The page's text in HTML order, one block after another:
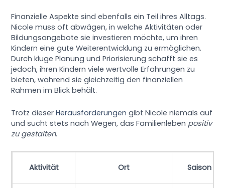
Finanzielle Aspekte sind ebenfalls ein Teil ihres Alltags.
Nicole muss oft abwägen, in welche Aktivitäten oder
Bildungsangebote sie investieren möchte, um ihren
Kindern eine gute Weiterentwicklung zu ermöglichen.
Durch kluge Planung und Priorisierung schafft sie es
jedoch, ihren Kindern viele wertvolle Erfahrungen zu
bieten, während sie gleichzeitig den finanziellen
Rahmen im Blick behält.
Trotz dieserHerausforderungen gibt Nicole niemals auf
und sucht stets nach Wegen, das Familienleben positiv
zu gestalten.
Aktivität Ort Saison